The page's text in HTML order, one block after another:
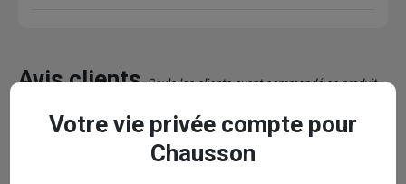
Avis clientsSeuls les clients ayant commandé ce produit
5,0 / 5
Votre vie privée compte pour
Chausson